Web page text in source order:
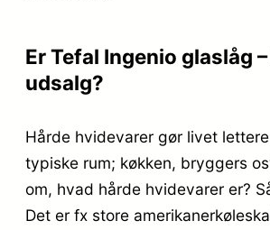
Er Tefal Ingenio glaslåg
udsalg?
Hårde hvidevarer gør livet
typiske rum; køkken, bryggers
om, hvad hårde hvidevarer er?
Det er fx store